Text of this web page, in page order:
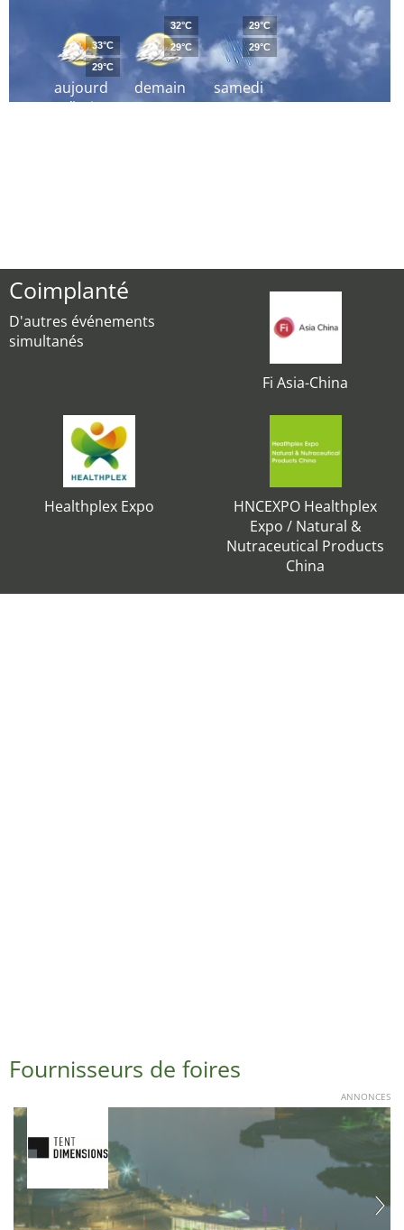
aujourd
´hui
33°C
29°C
demain
32°C
29°C
samedi
29°C
29°C
Coimplanté
D'autres événements
simultanés
Fi Asia-China
Healthplex Expo
HNCEXPO Healthplex
Expo / Natural &
Nutraceutical Products
China
Fournisseurs de foires
ANNONCES